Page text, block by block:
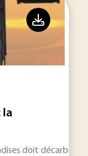
la
doit